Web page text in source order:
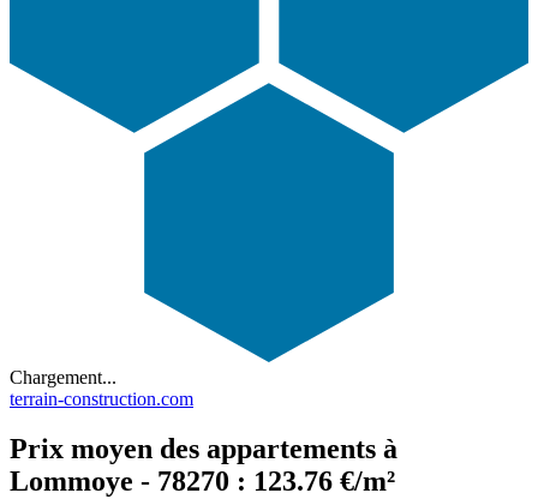
Chargement...
terrain-construction.com
Prix moyen des appartements à
Lommoye - 78270 : 123.76 €/m²